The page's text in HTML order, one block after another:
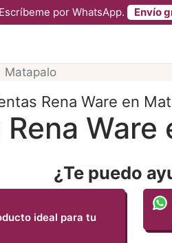
Escríbeme por WhatsApp. Envío
Matapalo
Rena Ware en
Rena
¿Te puedo
ideal para tu